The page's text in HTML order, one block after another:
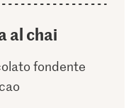
al chai
fondente